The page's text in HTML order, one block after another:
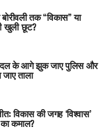
तक “विकास” या
खुली छूट?
के आगे झुक जाए पुलिस और
जाए ताला
विकास की जगह ‘विश्वास’
कमाल?